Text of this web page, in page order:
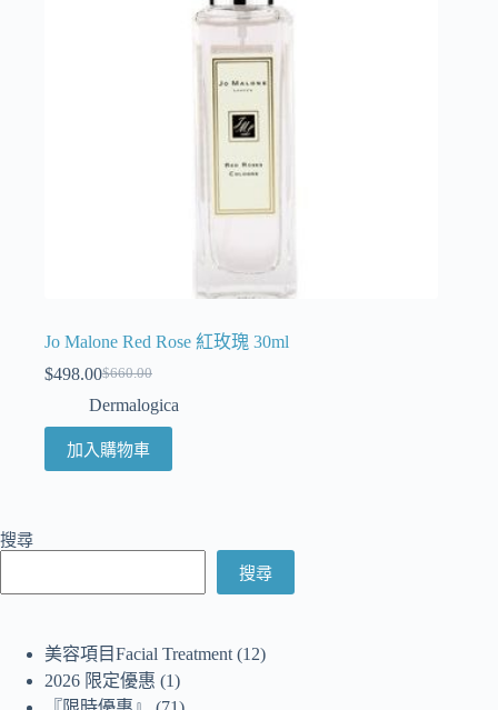
Jo Malone Red Rose 紅玫瑰 30ml
$660.00
$498.00
Dermalogica
加入購物車
搜尋
搜尋
美容項目Facial Treatment 12
2026 限定優惠
1